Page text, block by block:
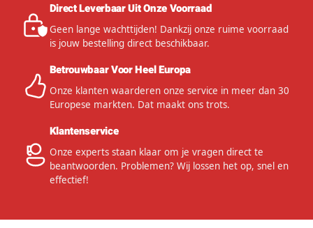
Direct Leverbaar Uit Onze Voorraad
Geen lange wachttijden! Dankzij onze ruime voorraad
is jouw bestelling direct beschikbaar.
Betrouwbaar Voor Heel Europa
Onze klanten waarderen onze service in meer dan 30
Europese markten. Dat maakt ons trots.
Klantenservice
Onze experts staan klaar om je vragen direct te
beantwoorden. Problemen? Wij lossen het op, snel en
effectief!